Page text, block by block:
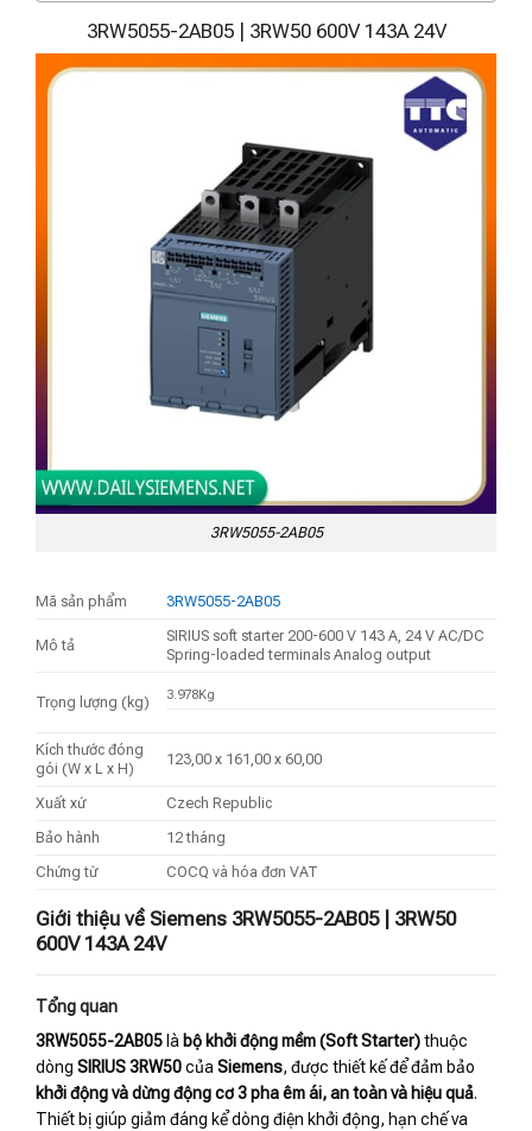
3RW5055-2AB05 | 3RW50 600V 143A 24V
3RW5055-2AB05
Mã sản phẩm 3RW5055-2AB05
Mô tả
SIRIUS soft starter 200-600 V 143 A, 24 V AC/DC
Spring-loaded terminals Analog output
Trọng lượng (kg) 3.978Kg
Kích thước đóng
gói (W x L x H)
123,00 x 161,00 x 60,00
Xuất xứ
Czech Republic
Bảo hành
12 tháng
Chứng từ
COCQ và hóa đơn VAT
Giới thiệu về Siemens 3RW5055-2AB05 | 3RW50
600V 143A 24V
Tổng quan
3RW5055-2AB05 là bộ khởi động mềm (Soft Starter)thuộc
dòng SIRIUS 3RW50củaSiemens, được thiết kế để đảm bảo
khởi động và dừng động cơ 3 pha êm ái, an toàn và hiệu quả.
Thiết bị giúp giảm đáng kể dòng điện khởi động, hạn chế va